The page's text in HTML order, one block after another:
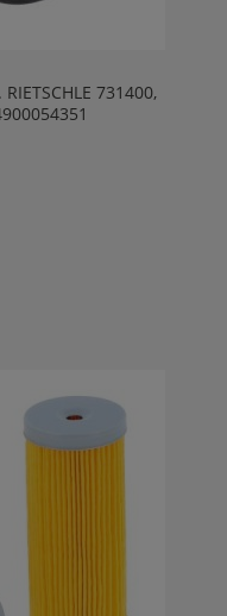
731400,